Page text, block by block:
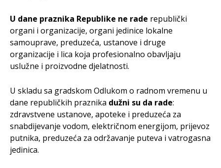
U dane praznika Republike ne rade republički
organi i organizacije, organi jedinice lokalne
samouprave, preduzeća, ustanove i druge
organizacije i lica koja profesionalno obavljaju
uslužne i proizvodne djelatnosti.
U skladu sa gradskom Odlukom o radnom vremenu u
dane republičkih praznika dužni su da rade:
zdravstvene ustanove, apoteke i preduzeća za
snabdijevanje vodom, električnom energijom, prijevoz
putnika, preduzeća za održavanje puteva i vatrogasna
jedinica.